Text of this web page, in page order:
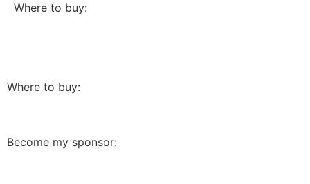
Where to buy:
Where to buy:
Become my sponsor: